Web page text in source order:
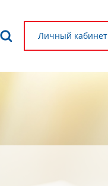
Личный кабинет
Форма
поиска
Что будем искать?